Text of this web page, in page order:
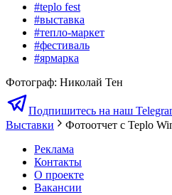
#teplo fest
#выставка
#тепло-маркет
#фестиваль
#ярмарка
Фотограф: Николай Тен
Подпишитесь на наш
Выставки
Фотоотчет с Teplo
Реклама
Контакты
О проекте
Вакансии